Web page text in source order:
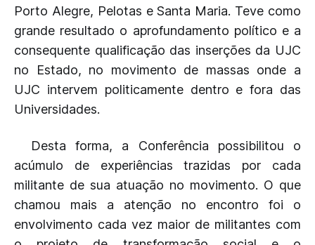
Porto Alegre, Pelotas e Santa Maria. Teve como
grande resultado o aprofundamento político e a
consequente qualificação das inserções da UJC
no Estado, no movimento de massas onde a
UJC intervem politicamente dentro e fora das
Universidades.
Desta forma, a Conferência possibilitou o
acúmulo de experiências trazidas por cada
militante de sua atuação no movimento. O que
chamou mais a atenção no encontro foi o
envolvimento cada vez maior de militantes com